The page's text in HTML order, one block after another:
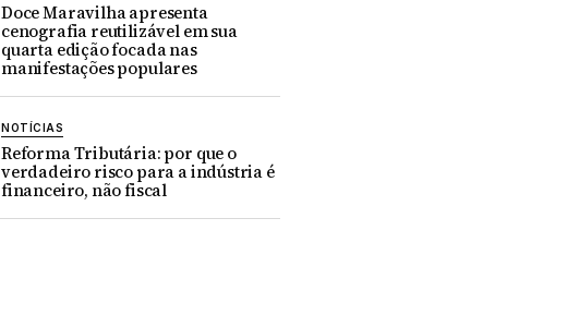
Doce Maravilha apresenta
cenografia reutilizável em sua
quarta edição focada nas
manifestações populares
NOTÍCIAS
Reforma Tributária: por que o
verdadeiro risco para a indústria é
financeiro, não fiscal